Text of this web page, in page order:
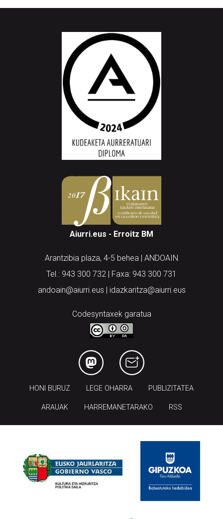
Aiurri.eus - Erroitz BM
Arantzibia plaza, 4-5 behea | ANDOAIN
Tel.: 943 300 732 | Faxa: 943 300 731
andoain@aiurri.eus | idazkaritza@aiurri.eus
Codesyntaxek garatua
HONI BURUZ LEGE OHARRA PUBLIZITATEA
ARAUAK HARREMANETARAKO RSS